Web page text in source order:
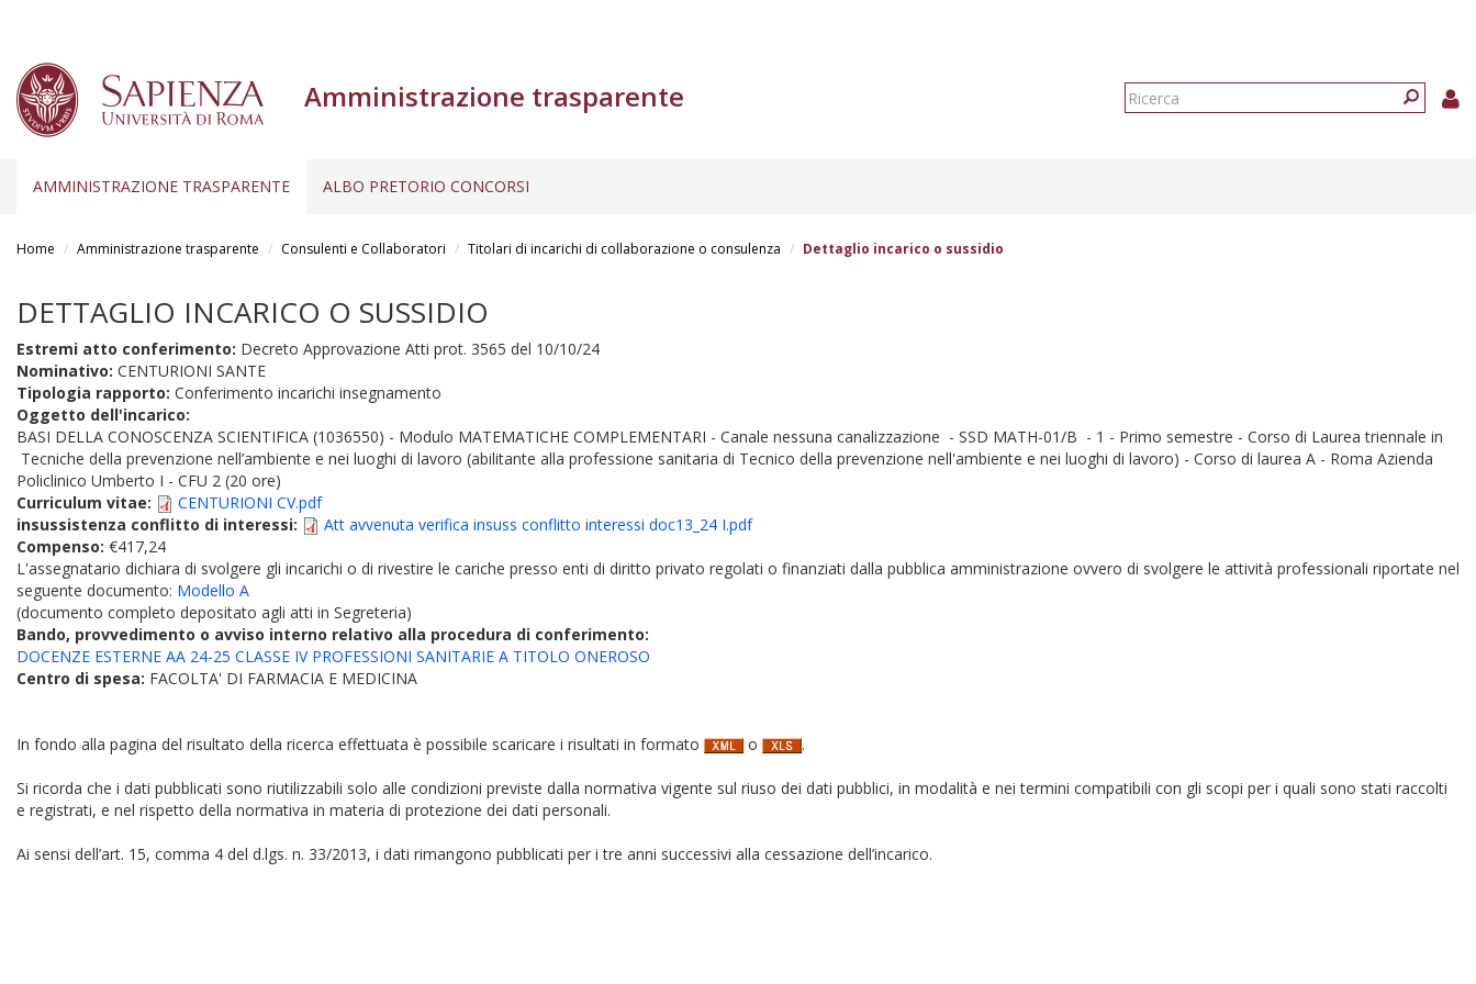
Amministrazione trasparente
Form
AMMINISTRAZIONE TRASPARENTE ALBO PRETORIO CONCORSI
Home Amministrazione trasparente Consulenti e Collaboratori Titolari di incarichi di collaborazione o consulenza Dettaglio incarico o sussidio
DETTAGLIO INCARICO O SUSSIDIO
Estremi atto conferimento: Decreto Approvazione Atti prot. 3565 del 10/10/24
Nominativo: CENTURIONI SANTE
Tipologia rapporto: Conferimento incarichi insegnamento
Oggetto dell'incarico:
BASI DELLA CONOSCENZA SCIENTIFICA (1036550) - Modulo MATEMATICHE COMPLEMENTARI - Canale nessuna canalizzazione - SSD MATH-01/B - 1 - Primo semestre - Corso di Laurea triennale in
Tecniche della prevenzione nell’ambiente e nei luoghi di lavoro (abilitante alla professione sanitaria di Tecnico della prevenzione nell'ambiente e nei luoghi di lavoro) - Corso di laurea A - Roma Azienda
Policlinico Umberto I - CFU 2 (20 ore)
Curriculum vitae:
CENTURIONI CV.pdf
insussistenza conflitto di interessi:
Att avvenuta verifica insuss conflitto interessi doc13_24 I.pdf
Compenso: €417,24
L'assegnatario dichiara di svolgere gli incarichi o di rivestire le cariche presso enti di diritto privato regolati o finanziati dalla pubblica amministrazione ovvero di svolgere le attività professionali riportate nel
seguente documento: Modello A
(documento completo depositato agli atti in Segreteria)
Bando, provvedimento o avviso interno relativo alla procedura di conferimento:
DOCENZE ESTERNE AA 24-25 CLASSE IV PROFESSIONI SANITARIE A TITOLO ONEROSO
Centro di spesa: FACOLTA' DI FARMACIA E MEDICINA
In fondo alla pagina del risultato della ricerca effettuata è possibile scaricare i risultati in formato o .
Si ricorda che i dati pubblicati sono riutilizzabili solo alle condizioni previste dalla normativa vigente sul riuso dei dati pubblici, in modalità e nei termini compatibili con gli scopi per i quali sono stati raccolti
e registrati, e nel rispetto della normativa in materia di protezione dei dati personali.
Ai sensi dell’art. 15, comma 4 del d.lgs. n. 33/2013, i dati rimangono pubblicati per i tre anni successivi alla cessazione dell’incarico.